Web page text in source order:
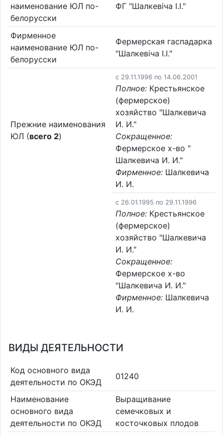
наименование ЮЛ по-
белорусски
ФГ "Шалкевіча І.І."
Фирменное
наименование ЮЛ по-
белорусски
Фермерская гаспадарка
"Шалкевіча І.І."
Прежние наименования
ЮЛ (всего 2)
c 29.11.1996 по 14.06.2001
Полное: Крестьянское
(фермерское)
хозяйство "Шалкевича
И. И."
Сокращенное:
Фермерское х-во "
Шалкевича И. И."
Фирменное: Шалкевича
И. И.
c 26.01.1995 по 29.11.1996
Полное: Крестьянское
(фермерское)
хозяйство "Шалкевича
И. И."
Сокращенное:
Фермерское х-во
"Шалкевича И. И."
Фирменное: Шалкевича
И. И.
ВИДЫ ДЕЯТЕЛЬНОСТИ
Код основного вида
деятельности по ОКЭД
01240
Наименование
основного вида
деятельности по ОКЭД
Выращивание
семечковых и
косточковых плодов